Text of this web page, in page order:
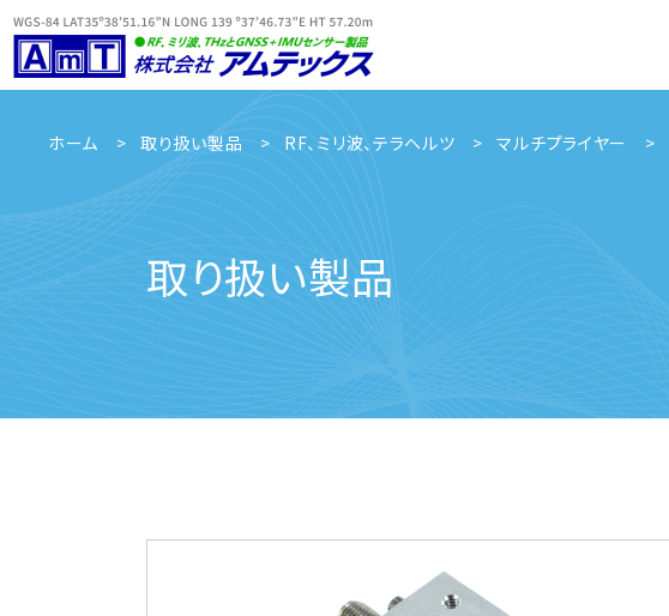
ホーム 取り扱い製品 RF、ミリ波、テラヘルツ マルチプライヤー
取り扱い製品